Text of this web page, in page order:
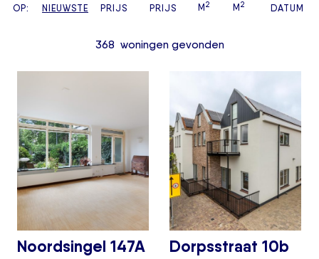
OP:
NIEUWSTE
PRIJS
PRIJS
M2
M 2
DATUM
368 woningen gevonden
Noordsingel 147A
Dorpsstraat 10b